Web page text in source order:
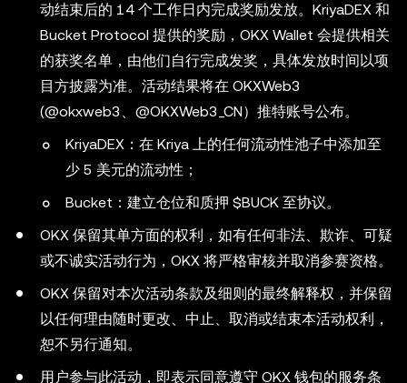
动结束后的 14 个工作日内完成奖励发放。KriyaDEX 和
Bucket Protocol 提供的奖励，OKX Wallet 会提供相关
的获奖名单，由他们自行完成发奖，具体发放时间以项
目方披露为准。活动结果将在 OKXWeb3
(@okxweb3、@OKXWeb3_CN）推特账号公布。
KriyaDEX：在 Kriya 上的任何流动性池子中添加至
少 5 美元的流动性；
Bucket：建立仓位和质押 $BUCK 至协议。
OKX 保留其单方面的权利，如有任何非法、欺诈、可疑
或不诚实活动行为，OKX 将严格审核并取消参赛资格。
OKX 保留对本次活动条款及细则的最终解释权，并保留
以任何理由随时更改、中止、取消或结束本活动权利，
恕不另行通知。
用户参与此活动，即表示同意遵守 OKX 钱包的服务条